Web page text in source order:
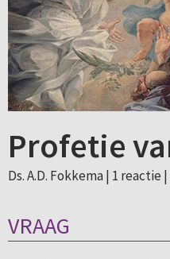
Profetie
Ds. A.D. Fokkema | 1 reactie |
VRAAG